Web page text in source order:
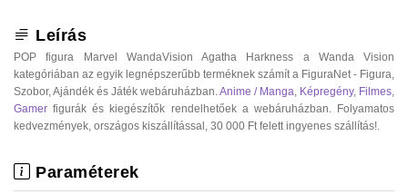
Leírás
POP figura Marvel WandaVision Agatha Harkness a Wanda Vision
kategóriában az egyik legnépszerűbb terméknek számít a FiguraNet - Figura,
Szobor, Ajándék és Játék webáruházban. Anime / Manga Képregény, Filmes
Gamer figurák és kiegészítők rendelhetőek a webáruházban. Folyamatos
kedvezmények, országos kiszállítással, 30 000 Ft felett ingyenes szállítás!.
Paraméterek